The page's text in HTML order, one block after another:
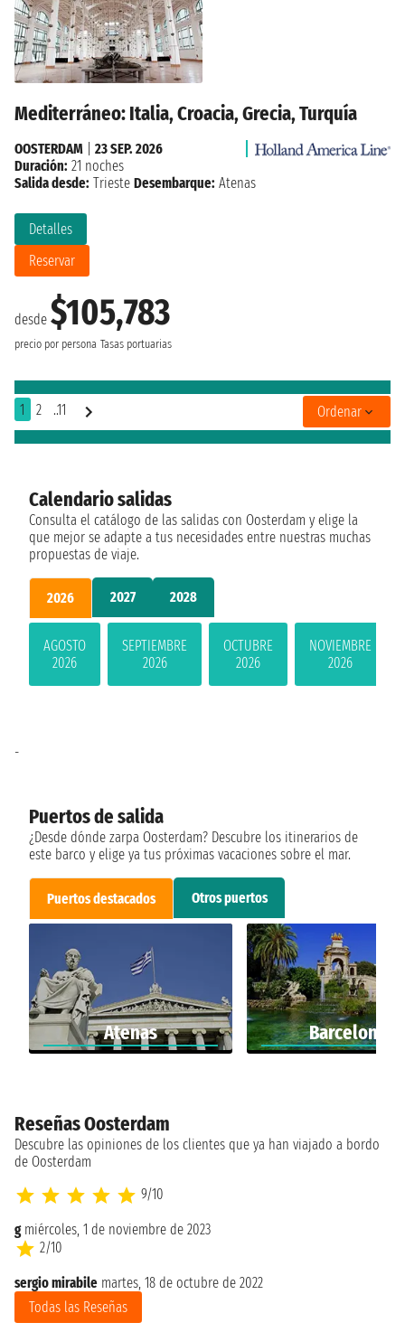
Mediterráneo: Italia, Croacia, Grecia, Turquía
desde $105,783
precio por persona Tasas portuarias
Detalles
Reservar
OOSTERDAM
23 SEP. 2026
Duración: 21 noches
Salida desde: Trieste Desembarque: Atenas
1 2 ..11 Ordenar
Calendario salidas
Consulta el catálogo de las salidas con Oosterdam y elige la
que mejor se adapte a tus necesidades entre nuestras muchas
propuestas de viaje.
2026 2027 2028
AGOSTO
2026
SEPTIEMBRE
2026
OCTUBRE
2026
NOVIEMBRE
2026
Puertos de salida
¿Desde dónde zarpa Oosterdam? Descubre los itinerarios de
este barco y elige ya tus próximas vacaciones sobre el mar.
Puertos destacados Otros puertos
Atenas Barcelona
-
Reseñas Oosterdam
Descubre las opiniones de los clientes que ya han viajado a bordo
de Oosterdam
9/10
g miércoles, 1 de noviembre de 2023
2/10
sergio mirabile martes, 18 de octubre de 2022
Todas las Reseñas